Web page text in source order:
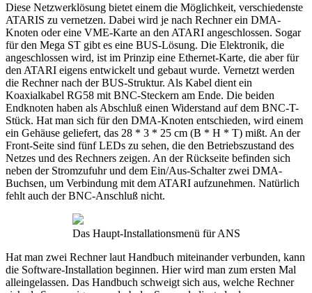
Diese Netzwerklösung bietet einem die Möglichkeit, verschiedenste
ATARIS zu vernetzen. Dabei wird je nach Rechner ein DMA-
Knoten oder eine VME-Karte an den ATARI angeschlossen. Sogar
für den Mega ST gibt es eine BUS-Lösung. Die Elektronik, die
angeschlossen wird, ist im Prinzip eine Ethernet-Karte, die aber für
den ATARI eigens entwickelt und gebaut wurde. Vernetzt werden
die Rechner nach der BUS-Struktur. Als Kabel dient ein
Koaxialkabel RG58 mit BNC-Steckern am Ende. Die beiden
Endknoten haben als Abschluß einen Widerstand auf dem BNC-T-
Stück. Hat man sich für den DMA-Knoten entschieden, wird einem
ein Gehäuse geliefert, das 28 * 3 * 25 cm (B * H * T) mißt. An der
Front-Seite sind fünf LEDs zu sehen, die den Betriebszustand des
Netzes und des Rechners zeigen. An der Rückseite befinden sich
neben der Stromzufuhr und dem Ein/Aus-Schalter zwei DMA-
Buchsen, um Verbindung mit dem ATARI aufzunehmen. Natürlich
fehlt auch der BNC-Anschluß nicht.
Das Haupt-Installationsmenü für ANS
Hat man zwei Rechner laut Handbuch miteinander verbunden, kann
die Software-Installation beginnen. Hier wird man zum ersten Mal
alleingelassen. Das Handbuch schweigt sich aus, welche Rechner